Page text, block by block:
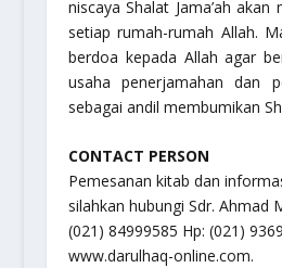
niscaya Shalat Jama’ah
setiap rumah-rumah Allah.
berdoa kepada Allah agar
usaha penerjamahan dan
sebagai andil membumikan
CONTACT PERSON
Pemesanan kitab dan
silahkan hubungi Sdr. Ahmad
(021) 84999585 Hp: (021)
www.darulhaq-online.com.